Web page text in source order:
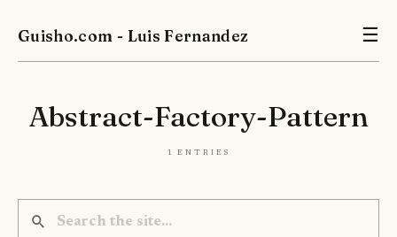
Guisho.com - Luis Fernandez ☰
Abstract-Factory-Pattern
1 entries